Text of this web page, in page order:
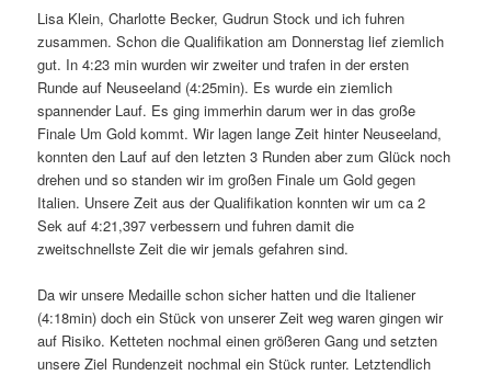
Lisa Klein, Charlotte Becker, Gudrun Stock und ich fuhren
zusammen. Schon die Qualifikation am Donnerstag lief ziemlich
gut. In 4:23 min wurden wir zweiter und trafen in der ersten
Runde auf Neuseeland (4:25min). Es wurde ein ziemlich
spannender Lauf. Es ging immerhin darum wer in das große
Finale Um Gold kommt. Wir lagen lange Zeit hinter Neuseeland,
konnten den Lauf auf den letzten 3 Runden aber zum Glück noch
drehen und so standen wir im großen Finale um Gold gegen
Italien. Unsere Zeit aus der Qualifikation konnten wir um ca 2
Sek auf 4:21,397 verbessern und fuhren damit die
zweitschnellste Zeit die wir jemals gefahren sind.
Da wir unsere Medaille schon sicher hatten und die Italiener
(4:18min) doch ein Stück von unserer Zeit weg waren gingen wir
auf Risiko. Ketteten nochmal einen größeren Gang und setzten
unsere Ziel Rundenzeit nochmal ein Stück runter. Letztendlich